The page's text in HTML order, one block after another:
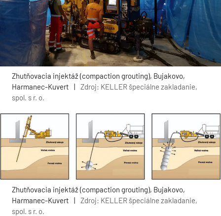
Zhutňovacia injektáž (compaction grouting), Bujakovo,
Harmanec-Kuvert
|
Zdroj: KELLER špeciálne zakladanie,
spol. s r. o.
Zhutňovacia injektáž (compaction grouting), Bujakovo,
Harmanec-Kuvert
|
Zdroj: KELLER špeciálne zakladanie,
spol. s r. o.